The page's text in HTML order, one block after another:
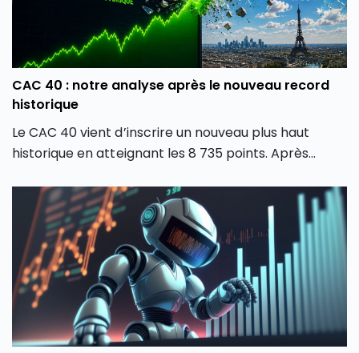
CAC 40 : notre analyse après le nouveau record
historique
Le CAC 40 vient d’inscrire un nouveau plus haut
historique en atteignant les 8 735 points. Après
parisien semble avoir retrouvé une dynamique
haussière en dépassant son précédent record de
février 2026. Comment expliquer cette envolée du
CAC 40 ? Quels secteurs tirent actuellement l’indice
parisien ? Et surtout, cette hausse du CAC 40 peut-
elle encore se poursuivre ou faut-il s’attendre à une
phase de consolidation ?